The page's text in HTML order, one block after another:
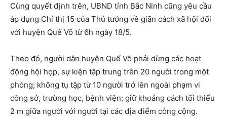
Cùng quyết định trên, UBND tỉnh Bắc Ninh cũng yêu cầu
áp dụng Chỉ thị 15 của Thủ tướng về giãn cách xã hội đối
với huyện Quế Võ từ 6h ngày 18/5.
Theo đó, người dân huyện Quế Võ phải dừng các hoạt
động hội họp, sự kiện tập trung trên 20 người trong một
phòng; không tụ tập từ 10 người trở lên ngoài phạm vi
công sở, trường học, bệnh viện; giữ khoảng cách tối thiểu
2 m giữa người với người tại các địa điểm công cộng.